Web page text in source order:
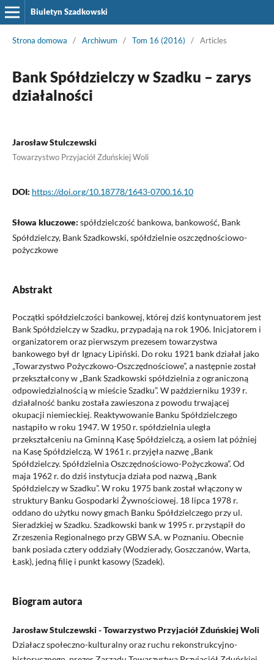
Biuletyn Szadkowski
Strona domowa / Archiwum / Tom 16 (2016) / Articles
Bank Spółdzielczy w Szadku – zarys
działalności
Jarosław Stulczewski
Towarzystwo Przyjaciół Zduńskiej Woli
DOI: https://doi.org/10.18778/1643-0700.16.10
Słowa kluczowe: spółdzielczość bankowa, bankowość, Bank
Spółdzielczy, Bank Szadkowski, spółdzielnie oszczędnościowo-
pożyczkowe
Abstrakt
Początki spółdzielczości bankowej, której dziś kontynuatorem jest
Bank Spółdzielczy w Szadku, przypadają na rok 1906. Inicjatorem i
organizatorem oraz pierwszym prezesem towarzystwa
bankowego był dr Ignacy Lipiński. Do roku 1921 bank działał jako
„Towarzystwo Pożyczkowo-Oszczędnościowe”, a następnie został
przekształcony w „Bank Szadkowski spółdzielnia z ograniczoną
odpowiedzialnością w mieście Szadku”. W październiku 1939 r.
działalność banku została zawieszona z powodu trwającej
okupacji niemieckiej. Reaktywowanie Banku Spółdzielczego
nastąpiło w roku 1947. W 1950 r. spółdzielnia uległa
przekształceniu na Gminną Kasę Spółdzielczą, a osiem lat później
na Kasę Spółdzielczą. W 1961 r. przyjęła nazwę „Bank
Spółdzielczy. Spółdzielnia Oszczędnościowo-Pożyczkowa”. Od
maja 1962 r. do dziś instytucja działa pod nazwą „Bank
Spółdzielczy w Szadku”. W roku 1975 bank został włączony w
struktury Banku Gospodarki Żywnościowej. 18 lipca 1978 r.
oddano do użytku nowy gmach Banku Spółdzielczego przy ul.
Sieradzkiej w Szadku. Szadkowski bank w 1995 r. przystąpił do
Zrzeszenia Regionalnego przy GBW S.A. w Poznaniu. Obecnie
bank posiada cztery oddziały (Wodzierady, Goszczanów, Warta,
Łask), jedną filię i punkt kasowy (Szadek).
Biogram autora
Jarosław Stulczewski - Towarzystwo Przyjaciół Zduńskiej Woli
Działacz społeczno-kulturalny oraz ruchu rekonstrukcyjno-